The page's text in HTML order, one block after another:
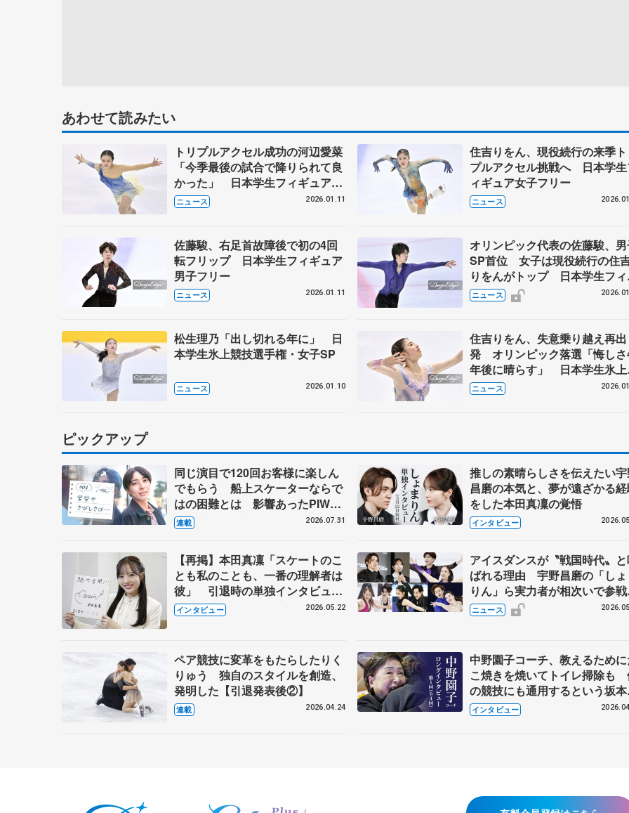
あわせて読みたい
トリプルアクセル成功の河辺愛菜
「今季最後の試合で降りられて良
かった」 日本学生フィギュア女
子フリー
ニュース 2026.01.11
住吉りをん、現役続行の来季ト
プルアクセル挑戦へ 日本学生
ィギュア女子フリー
ニュース
佐藤駿、右足首故障後で初の4回
転フリップ 日本学生フィギュア
男子フリー
ニュース 2026.01.11
オリンピック代表の佐藤駿、
SP首位 女子は現役続行の住
りをんがトップ 日本学生フィ
ュア第1日
ニュース
松生理乃「出し切れる年に」 日
本学生氷上競技選手権・女子SP
ニュース 2026.01.10
住吉りをん、失意乗り越え再出
発 オリンピック落選「悔し
年後に晴らす」 日本学生氷上
技選手権
ニュース
ピックアップ
同じ演目で120回お客様に楽しん
でもらう 船上スケーターならで
はの困難とは 影響あったPIW前
キャプテン松永さんの存在
連載 2026.07.31
推しの素晴らしさを伝えたい
昌磨の本気と、夢が遠ざかる
をした本田真凜の覚悟
インタビュー
【再掲】本田真凜「スケートのこ
とも私のことも、一番の理解者は
彼」 引退時の単独インタビュー
で語った競技人生や家族、恋人、
これからの夢…
インタビュー 2026.05.22
アイスダンスが〝戦国時代〟
ばれる理由 宇野昌磨の「しょ
りん」ら実力者が相次いで参
国内の競争激化
ニュース
ペア競技に変革をもたらしたりく
りゅう 独自のスタイルを創造、
発明した【引退発表後②】
連載 2026.04.24
中野園子コーチ、教えるため
こ焼きを焼いてトイレ掃除も
の競技にも通用するという坂
織の筋肉
インタビュー